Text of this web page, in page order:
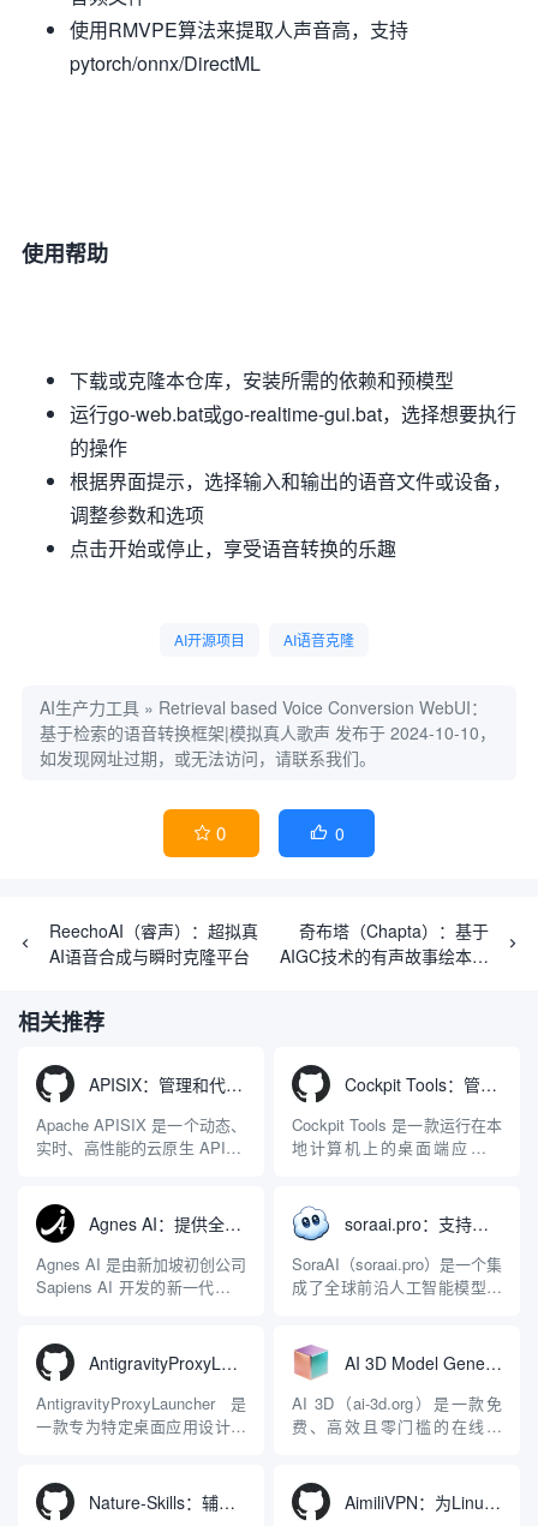
使用RMVPE算法来提取人声音高，支持
pytorch/onnx/DirectML
使用帮助
下载或克隆本仓库，安装所需的依赖和预模型
运行go-web.bat或go-realtime-gui.bat，选择想要执行
的操作
根据界面提示，选择输入和输出的语音文件或设备，
调整参数和选项
点击开始或停止，享受语音转换的乐趣
AI开源项目 AI语音克隆
AI生产力工具 » Retrieval based Voice Conversion WebUI：
基于检索的语音转换框架|模拟真人歌声 发布于 2024-10-10，
如发现网址过期，或无法访问，请联系我们。
 0  0
ReechoAI（睿声）：超拟真
AI语音合成与瞬时克隆平台
奇布塔（Chapta）：基于
AIGC技术的有声故事绘本创
相关推荐
APISIX：管理和代理API及大模型流量的高性能网关
Apache APISIX 是一个动态、
实时、高性能的云原生 API 网
LuaJIT 构建，并在 2019 年作
为顶级开源项目捐赠给
Apache 软件基金会。APISIX
彻底摒...
Cockpit Tools：管理多个AI编程IDE账号与配置多开独立实例的本地桌面应用
Cockpit Tools 是一款运行在本
地计算机上的桌面端应用程
程助手的账号与运行环境而设
计。它目前支持包括
Antigravity IDE、Codex、
GitHub Copilo...
Agnes AI：提供全模态模型免费API、支持图文视频生成与复杂工程执行的智能体平台
Agnes AI 是由新加坡初创公司
Sapiens AI 开发的新一代多模
限制，提供集文本、图像、视
频生成于一体的“全模态”大模
型能力。平台的核心产品矩阵
包括主打自动化工作流的
soraai.pro：支持多模型文字转视频和图像生成的在线创作工具
SoraAI（soraai.pro）是一个集
成了全球前沿人工智能模型的
者、营销人员及广大用户提供
一站式、开箱即用的视觉内容
生成解决方案。网站的核心优
势在于其强大的多模型聚合能
AntigravityProxyLauncher：免TUN全局代理使用Antigravity IDE
AntigravityProxyLauncher 是
一款专为特定桌面应用设计的
Windows 平台。当用户使用桌
面版 Gemini 客户端或
AI 3D Model Generator：通过文本和图像快速生成3D模型的在线工具
AI 3D（ai-3d.org）是一款免
费、高效且零门槛的在线AI
动Seed 3D两大行业领先的AI
模型架构，致力于帮助用户无
Nature-Skills：辅助撰写学术论文和绘制科研图表的智能体插件 AimiliVPN：为Linux提供纯净出站家庭IP的VPN代理网关